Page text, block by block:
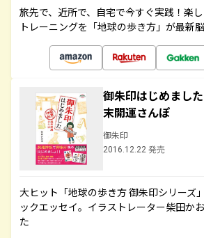
旅先で、近所で、自宅で今すぐ実践！楽
トレーニングを「地球の歩き方」が最新
御朱印はじめま
末開運さんぽ
御朱印
2016.12.22 発売
大ヒット「地球の歩き方 御朱印シリーズ
ックエッセイ。イラストレーター柴田か
た